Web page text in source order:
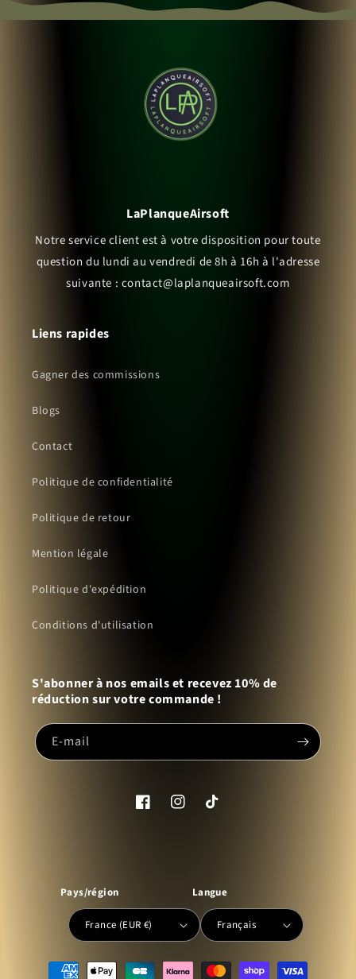
LaPlanqueAirsoft
Notre service client est à votre disposition pour toute
question du lundi au vendredi de 8h à 16h à l'adresse
suivante : contact@laplanqueairsoft.com
Liens rapides
Gagner des commissions
Blogs
Contact
Politique de confidentialité
Politique de retour
Mention légale
Politique d'expédition
Conditions d'utilisation
S'abonner à nos emails et recevez 10% de
réduction sur votre commande !
E-mail
FacebookInstagramTikTok
Pays/région
France (EUR €)
Langue
Français
Moyens